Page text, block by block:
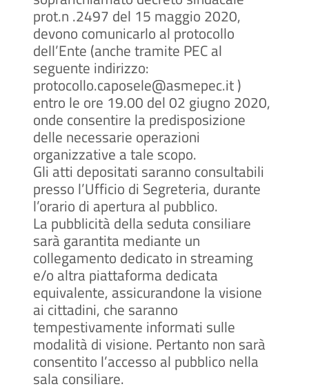
prot.n .2497 del 15 maggio 2020,
devono comunicarlo al protocollo
dell’Ente (anche tramite PEC al
seguente indirizzo:
protocollo.caposele@asmepec.it )
entro le ore 19.00 del 02 giugno 2020,
onde consentire la predisposizione
delle necessarie operazioni
organizzative a tale scopo.
Gli atti depositati saranno consultabili
presso l’Ufficio di Segreteria, durante
l’orario di apertura al pubblico.
La pubblicità della seduta consiliare
sarà garantita mediante un
collegamento dedicato in streaming
e/o altra piattaforma dedicata
equivalente, assicurandone la visione
ai cittadini, che saranno
tempestivamente informati sulle
modalità di visione. Pertanto non sarà
consentito l’accesso al pubblico nella
sala consiliare.